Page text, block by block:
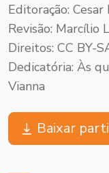
Editoração: Cesar
Revisão: Marcílio
Direitos: CC BY-
Dedicatória: Às
Vianna
Baixar